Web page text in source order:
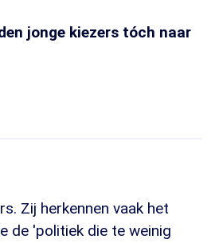
jonge kiezers tóch naar
Zij herkennen vaak het
de 'politiek die te weinig